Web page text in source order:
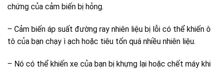
chứng của cảm biến bị hỏng.
– Cảm biến áp suất đường ray nhiên liệu bị lỗi có thể khiến ô
tô của bạn chạy ì ạch hoặc tiêu tốn quá nhiều nhiên liệu.
– Nó có thể khiến xe của bạn bị khựng lại hoặc chết máy khi